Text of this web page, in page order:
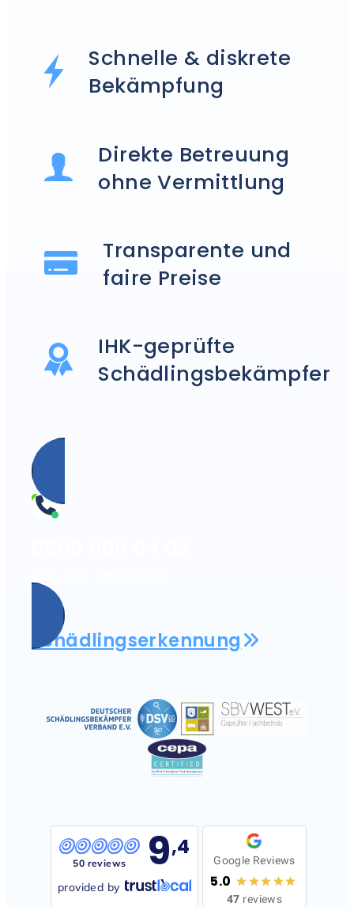
Schnelle & diskrete
Bekämpfung
Direkte Betreuung
ohne Vermittlung
Transparente und
faire Preise
IHK-geprüfte
Schädlingsbekämpfer
Schädlingserkennung
50 reviews 9,4
provided by
Google Reviews
5.0
47 reviews